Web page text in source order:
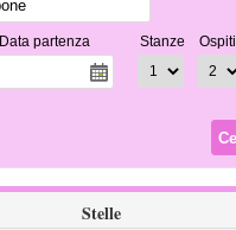
Data partenza Stanze Ospiti
Stelle